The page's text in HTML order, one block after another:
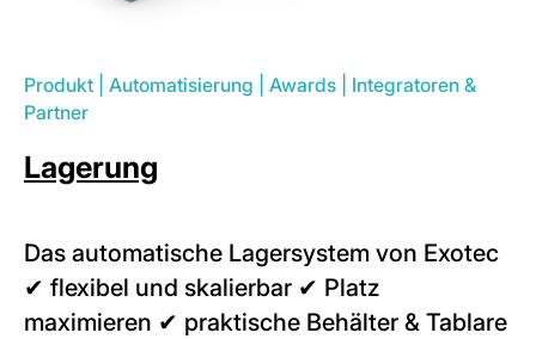
Produkt Automatisierung Awards
Integratoren &
Partner
Lagerung
Das automatische Lagersystem von Exotec
✔ flexibel und skalierbar ✔ Platz
maximieren ✔ praktische Behälter & Tablare